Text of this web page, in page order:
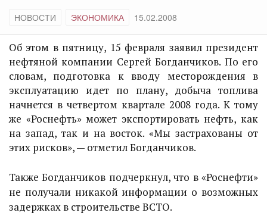
НОВОСТИ ЭКОНОМИКА 15.02.2008
Об этом в пятницу, 15 февраля заявил президент
нефтяной компании Сергей Богданчиков. По его
словам, подготовка к вводу месторождения в
эксплуатацию идет по плану, добыча топлива
начнется в четвертом квартале 2008 года. К тому
же «Роснефть» может экспортировать нефть, как
на запад, так и на восток. «Мы застрахованы от
этих рисков», — отметил Богданчиков.
Также Богданчиков подчеркнул, что в «Роснефти»
не получали никакой информации о возможных
задержках в строительстве ВСТО.